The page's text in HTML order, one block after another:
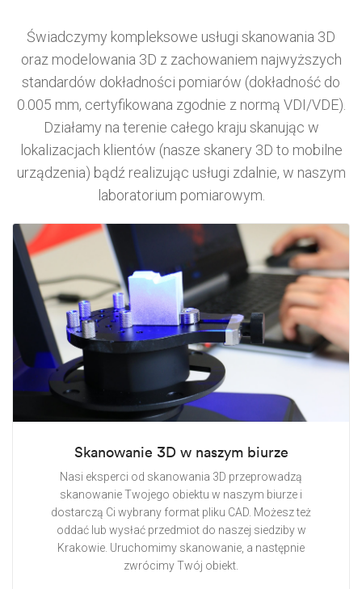
Świadczymy kompleksowe usługi skanowania 3D
oraz modelowania 3D z zachowaniem najwyższych
standardów dokładności pomiarów (dokładność do
0.005 mm, certyfikowana zgodnie z normą VDI/VDE).
Działamy na terenie całego kraju skanując w
lokalizacjach klientów (nasze skanery 3D to mobilne
urządzenia) bądź realizując usługi zdalnie, w naszym
laboratorium pomiarowym.
Skanowanie 3D w naszym biurze
Nasi eksperci od skanowania 3D przeprowadzą
skanowanie Twojego obiektu w naszym biurze i
dostarczą Ci wybrany format pliku CAD. Możesz też
oddać lub wysłać przedmiot do naszej siedziby w
Krakowie. Uruchomimy skanowanie, a następnie
zwrócimy Twój obiekt.